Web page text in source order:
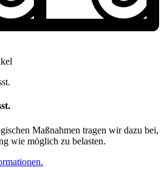
Maßnahmen tragen wir dazu bei,
wie möglich zu belasten.